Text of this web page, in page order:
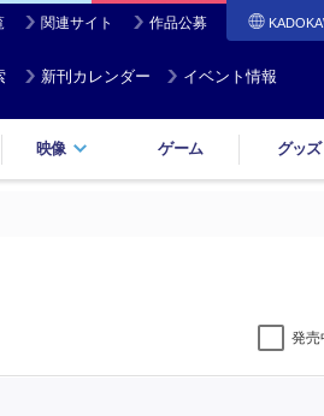
関連サイト 作品公募
新刊カレンダー イベント情報
映像 ゲーム グッズ
発売